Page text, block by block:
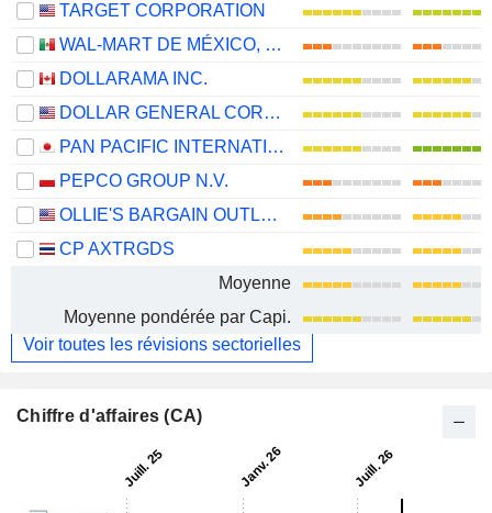
TARGET CORPORATION
WAL-MART DE MÉXICO, S.A.B. DE C.V.
DOLLARAMA INC.
DOLLAR GENERAL CORPORATION
PAN PACIFIC INTERNATIONAL HOLDINGS CORPORATION
PEPCO GROUP N.V.
OLLIE'S BARGAIN OUTLET HOLDINGS, INC.
CP AXTRGDS
Moyenne
Moyenne pondérée par Capi.
Voir toutes les révisions sectorielles
Chiffre d'affaires (CA)